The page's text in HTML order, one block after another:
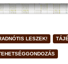
LESZEK!